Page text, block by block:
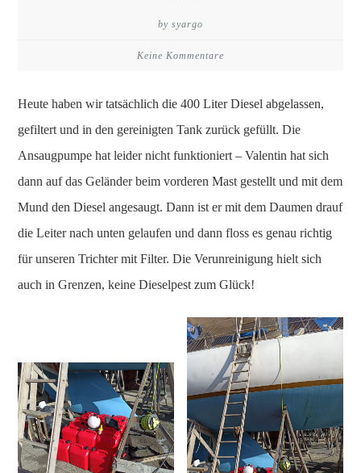
by syargo
Keine Kommentare
Heute haben wir tatsächlich die 400 Liter Diesel abgelassen,
gefiltert und in den gereinigten Tank zurück gefüllt. Die
Ansaugpumpe hat leider nicht funktioniert – Valentin hat sich
dann auf das Geländer beim vorderen Mast gestellt und mit dem
Mund den Diesel angesaugt. Dann ist er mit dem Daumen drauf
die Leiter nach unten gelaufen und dann floss es genau richtig
für unseren Trichter mit Filter. Die Verunreinigung hielt sich
auch in Grenzen, keine Dieselpest zum Glück!